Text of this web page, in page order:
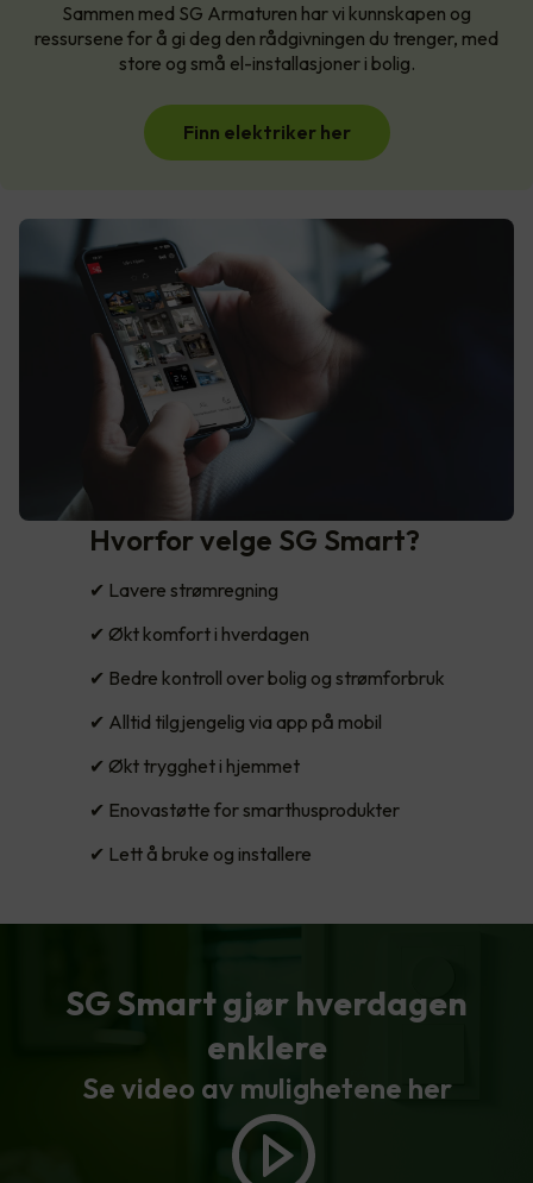
Sammen med SG Armaturen har vi kunnskapen og
ressursene for å gi deg den rådgivningen du trenger, med
store og små el-installasjoner i bolig.
Finn elektriker her
Hvorfor velge SG Smart?
✔ Lavere strømregning
✔ Økt komfort i hverdagen
✔ Bedre kontroll over bolig og strømforbruk
✔ Alltid tilgjengelig via app på mobil
✔ Økt trygghet i hjemmet
✔ Enovastøtte for smarthusprodukter
✔ Lett å bruke og installere
SG Smart gjør hverdagen
enklere
Se video av mulighetene her